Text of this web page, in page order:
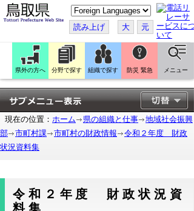
こ
の
ペ
ー
ジ
翻
訳
す
る
読み上げ 大 元
県外の方へ 分野で探す 組織で探す 防災 緊急 メニュー
現在の位置： ホーム 県の組織と仕事
地域社会振興
部
市町村課 市町村の財政情報
令和２年度 財政
状況資料集
令和２年度 財政状況資
料集